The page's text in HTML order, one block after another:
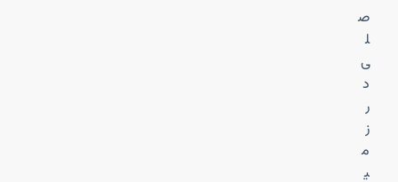
ص
ل
ی
د
ر
ز
م
ی